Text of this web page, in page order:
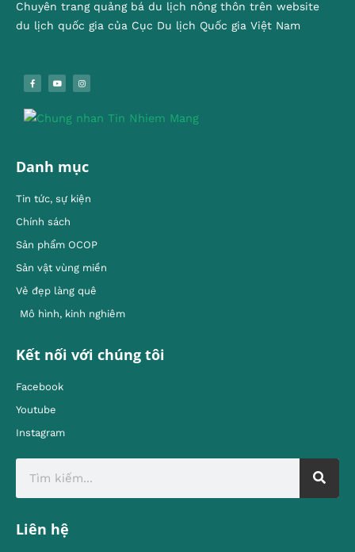
Chuyên trang quảng bá du lịch nông thôn trên website
du lịch quốc gia của Cục Du lịch Quốc gia Việt Nam
Danh mục
Tin tức, sự kiện
Chính sách
Sản phẩm OCOP
Sản vật vùng miền
Vẻ đẹp làng quê
Mô hình, kinh nghiêm
Kết nối với chúng tôi
Facebook
Youtube
Instagram
Liên hệ